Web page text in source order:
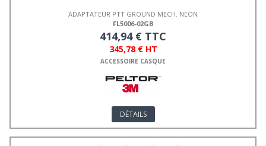
ADAPTATEUR PTT GROUND MECH. NEON
FL5006-02GB
414,94 € TTC
345,78 € HT
ACCESSOIRE CASQUE
DÉTAILS